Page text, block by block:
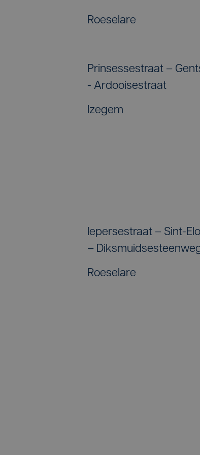
Roeselare
Prinsessestraat –
- Ardooisestraat
Izegem
Iepersestraat – Sint-
–
Roeselare